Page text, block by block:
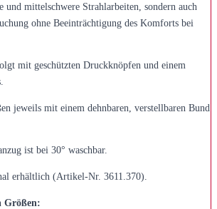
mittelschwere Strahlarbeiten, sondern auch
ohne Beeinträchtigung des Komforts bei
mit geschützten Druckknöpfen und einem
jeweils mit einem dehnbaren, verstellbaren Bund
ist bei 30° waschbar.
erhältlich (Artikel-Nr. 3611.370).
Größen: